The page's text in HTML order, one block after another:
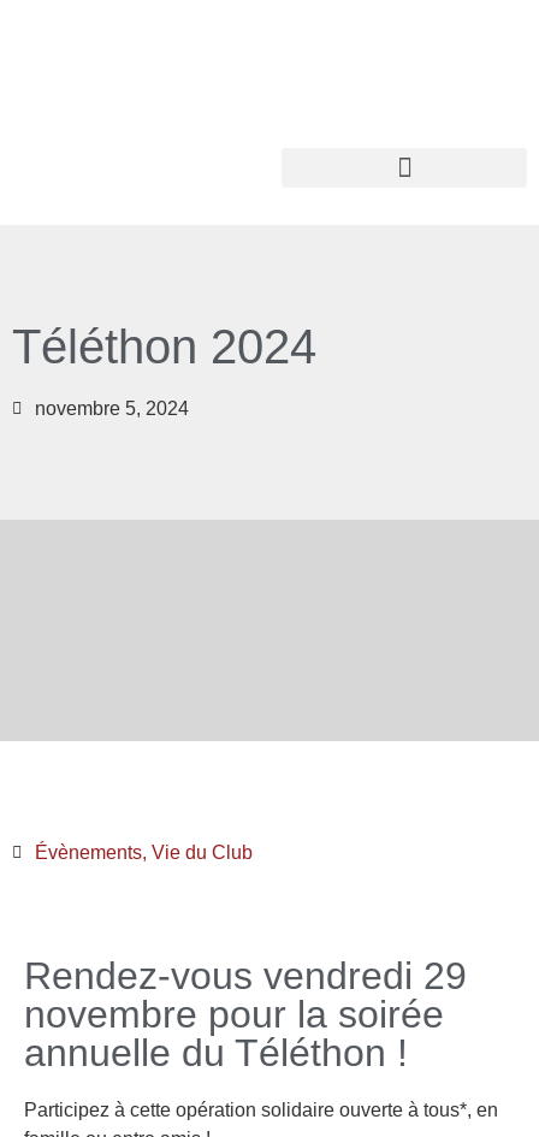
Téléthon 2024
novembre 5, 2024
Évènements, Vie du Club
Rendez-vous vendredi 29
novembre pour la soirée
annuelle du Téléthon !
Participez à cette opération solidaire ouverte à tous*, en